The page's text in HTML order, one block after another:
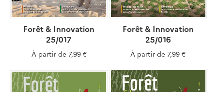
Forêt & Innovation
25/017
À partir de 7,99 €
Forêt & Innovation
25/016
À partir de 7,99 €